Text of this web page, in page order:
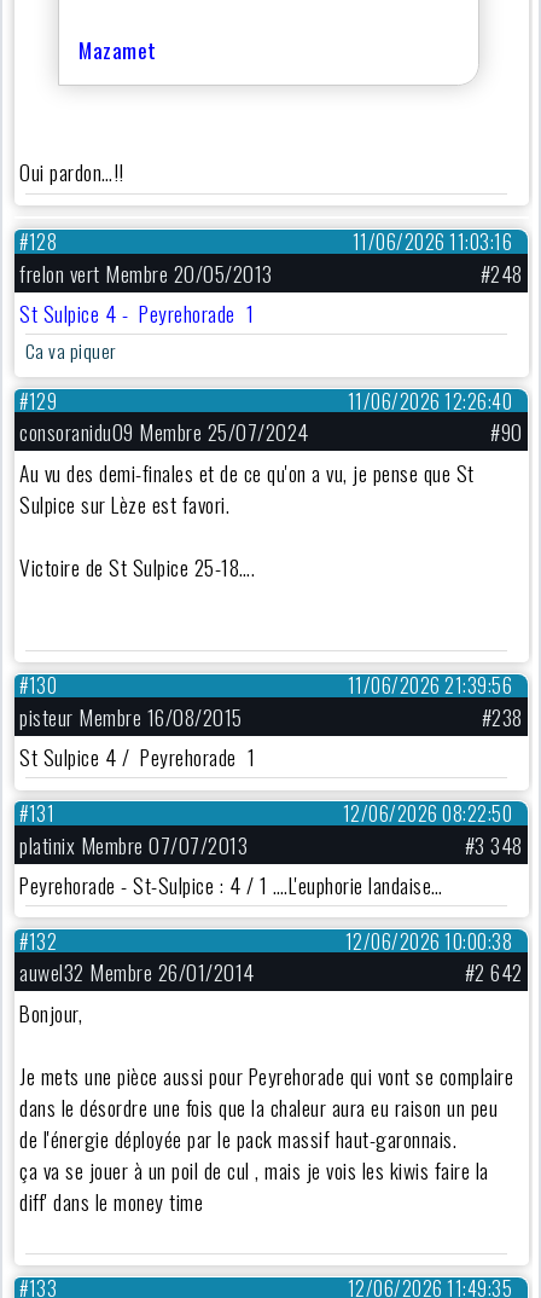
Mazamet
Oui pardon…!!
11/06/2026 11:03:16
#128
frelon vert Membre 20/05/2013
#248
St Sulpice 4 - Peyrehorade 1
Ca va piquer
11/06/2026 12:26:40
#129
consoranidu09 Membre 25/07/2024
#90
Au vu des demi-finales et de ce qu'on a vu, je pense que St
Sulpice sur Lèze est favori.
Victoire de St Sulpice 25-18….
11/06/2026 21:39:56
#130
pisteur Membre 16/08/2015
#238
St Sulpice 4 / Peyrehorade 1
12/06/2026 08:22:50
#131
platinix Membre 07/07/2013
#3 348
Peyrehorade - St-Sulpice : 4 / 1 ….L'euphorie landaise…
12/06/2026 10:00:38
#132
auwel32 Membre 26/01/2014
#2 642
Bonjour,
Je mets une pièce aussi pour Peyrehorade qui vont se complaire
dans le désordre une fois que la chaleur aura eu raison un peu
de l'énergie déployée par le pack massif haut-garonnais.
ça va se jouer à un poil de cul , mais je vois les kiwis faire la
diff' dans le money time
12/06/2026 11:49:35
#133